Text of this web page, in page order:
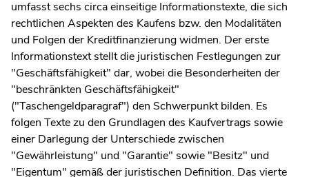
umfasst sechs circa einseitige Informationstexte, die sich
rechtlichen Aspekten des Kaufens bzw. den Modalitäten
und Folgen der Kreditfinanzierung widmen. Der erste
Informationstext stellt die juristischen Festlegungen zur
"Geschäftsfähigkeit" dar, wobei die Besonderheiten der
"beschränkten Geschäftsfähigkeit"
("Taschengeldparagraf") den Schwerpunkt bilden. Es
folgen Texte zu den Grundlagen des Kaufvertrags sowie
einer Darlegung der Unterschiede zwischen
"Gewährleistung" und "Garantie" sowie "Besitz" und
"Eigentum" gemäß der juristischen Definition. Das vierte